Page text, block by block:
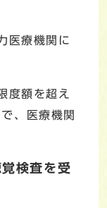
医療機関に
度額を超え
、医療機関
検査を受